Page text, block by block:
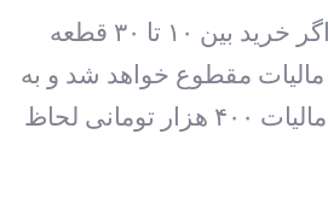
طبق جدول پلکانی، اگر خرید بین ۱۰ تا ۳۰ قطعه
مقطوع خواهد شد و به
ازای هر قطعه سکه مالیات ۴۰۰ هزار تومانی لحاظ